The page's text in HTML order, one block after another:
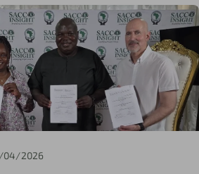
04/2026